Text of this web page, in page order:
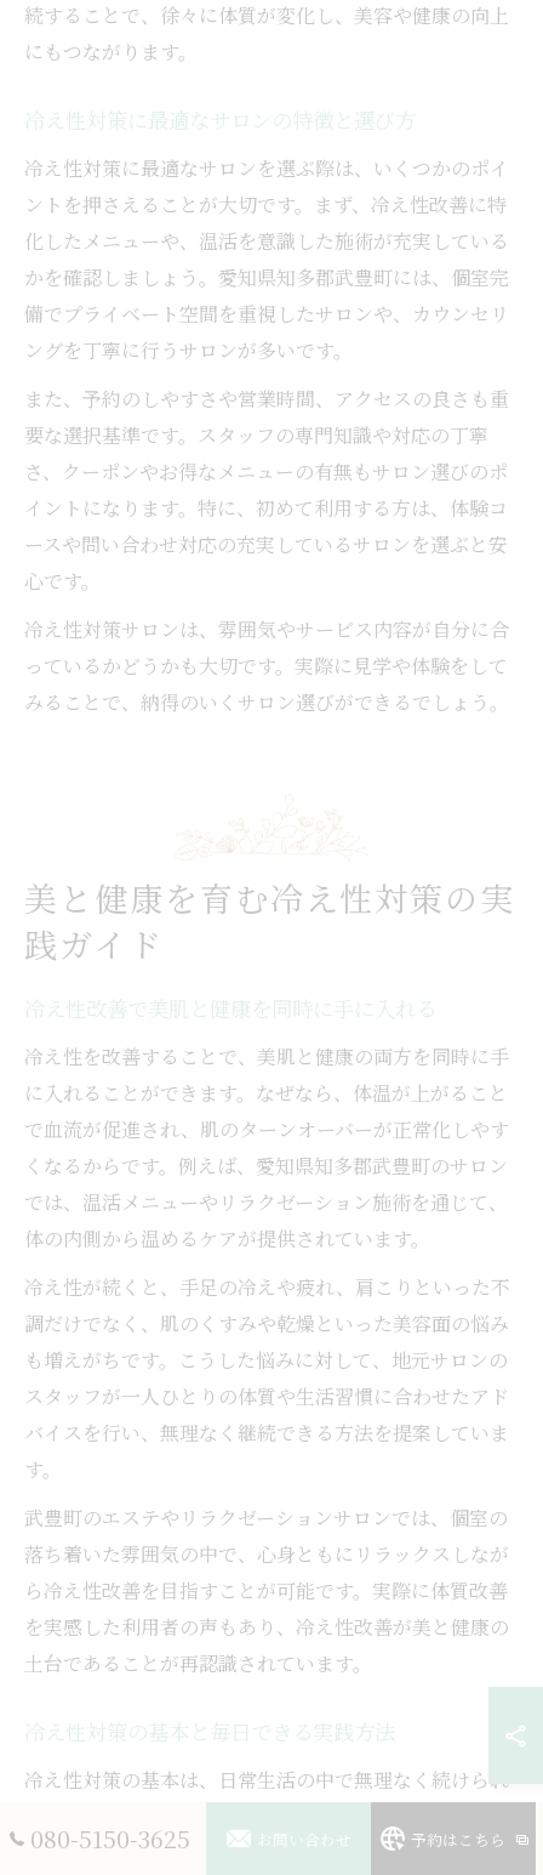
続することで、徐々に体質が変化し、美容や健康の向上
にもつながります。
冷え性対策に最適なサロンの特徴と選び方
冷え性対策に最適なサロンを選ぶ際は、いくつかのポイ
ントを押さえることが大切です。まず、冷え性改善に特
化したメニューや、温活を意識した施術が充実している
かを確認しましょう。愛知県知多郡武豊町には、個室完
備でプライベート空間を重視したサロンや、カウンセリ
ングを丁寧に行うサロンが多いです。
また、予約のしやすさや営業時間、アクセスの良さも重
要な選択基準です。スタッフの専門知識や対応の丁寧
さ、クーポンやお得なメニューの有無もサロン選びのポ
イントになります。特に、初めて利用する方は、体験コ
ースや問い合わせ対応の充実しているサロンを選ぶと安
心です。
冷え性対策サロンは、雰囲気やサービス内容が自分に合
っているかどうかも大切です。実際に見学や体験をして
みることで、納得のいくサロン選びができるでしょう。
美と健康を育む冷え性対策の実
践ガイド
冷え性改善で美肌と健康を同時に手に入れる
冷え性を改善することで、美肌と健康の両方を同時に手
に入れることができます。なぜなら、体温が上がること
で血流が促進され、肌のターンオーバーが正常化しやす
くなるからです。例えば、愛知県知多郡武豊町のサロン
では、温活メニューやリラクゼーション施術を通じて、
体の内側から温めるケアが提供されています。
冷え性が続くと、手足の冷えや疲れ、肩こりといった不
調だけでなく、肌のくすみや乾燥といった美容面の悩み
も増えがちです。こうした悩みに対して、地元サロンの
スタッフが一人ひとりの体質や生活習慣に合わせたアド
バイスを行い、無理なく継続できる方法を提案していま
す。
武豊町のエステやリラクゼーションサロンでは、個室の
落ち着いた雰囲気の中で、心身ともにリラックスしなが
ら冷え性改善を目指すことが可能です。実際に体質改善
を実感した利用者の声もあり、冷え性改善が美と健康の
土台であることが再認識されています。
冷え性対策の基本と毎日できる実践方法
冷え性対策の基本は、日常生活の中で無理なく続けられ
重ねが血流改善や基礎代謝の向上につながるためです。
080-5150-3625 お問い合わせ 予約はこちら